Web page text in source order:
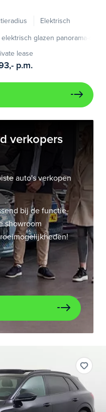
Elektrisch
elektrisch glazen panorama-dak
lease
p.m.
verkopers
auto's verkopen
bij de functie
showroom